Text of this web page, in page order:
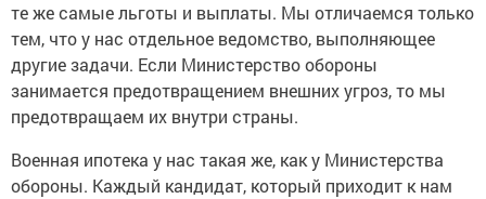
те же самые льготы и выплаты. Мы отличаемся только
тем, что у нас отдельное ведомство, выполняющее
другие задачи. Если Министерство обороны
занимается предотвращением внешних угроз, то мы
предотвращаем их внутри страны.
Военная ипотека у нас такая же, как у Министерства
обороны. Каждый кандидат, который приходит к нам